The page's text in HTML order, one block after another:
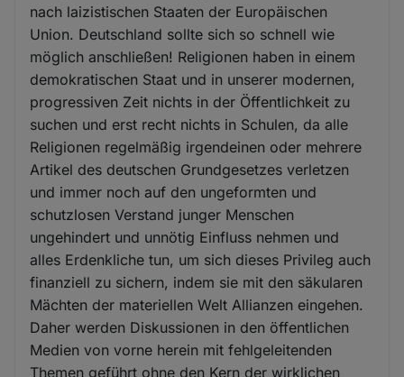
nach laizistischen Staaten der Europäischen
Union. Deutschland sollte sich so schnell wie
möglich anschließen! Religionen haben in einem
demokratischen Staat und in unserer modernen,
progressiven Zeit nichts in der Öffentlichkeit zu
suchen und erst recht nichts in Schulen, da alle
Religionen regelmäßig irgendeinen oder mehrere
Artikel des deutschen Grundgesetzes verletzen
und immer noch auf den ungeformten und
schutzlosen Verstand junger Menschen
ungehindert und unnötig Einfluss nehmen und
alles Erdenkliche tun, um sich dieses Privileg auch
finanziell zu sichern, indem sie mit den säkularen
Mächten der materiellen Welt Allianzen eingehen.
Daher werden Diskussionen in den öffentlichen
Medien von vorne herein mit fehlgeleitenden
Themen geführt ohne den Kern der wirklichen